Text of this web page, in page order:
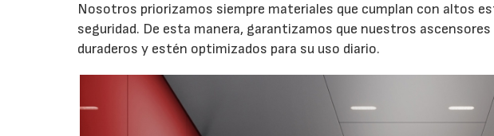
Nosotros priorizamos siempre materiales que cumplan con altos
seguridad. De esta manera, garantizamos que nuestros
duraderos y estén optimizados para su uso diario.